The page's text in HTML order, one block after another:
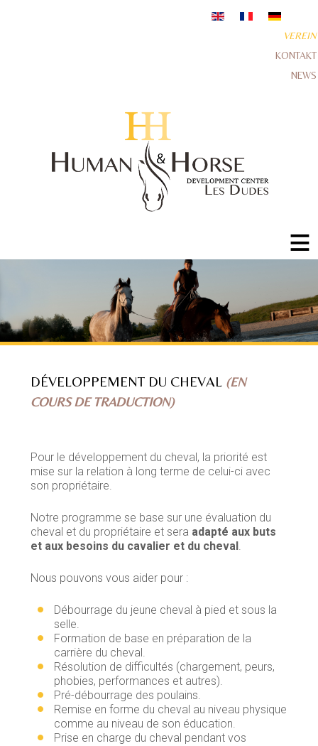
VEREIN
KONTAKT
NEWS
≡
DÉVELOPPEMENT DU CHEVAL (EN
COURS DE TRADUCTION)
Pour le développement du cheval, la priorité est
mise sur la relation à long terme de celui-ci avec
son propriétaire.
Notre programme se base sur une évaluation du
cheval et du propriétaire et sera adapté aux buts
et aux besoins du cavalier et du cheval.
Nous pouvons vous aider pour :
Débourrage du jeune cheval à pied et sous la
selle.
Formation de base en préparation de la
carrière du cheval.
Résolution de difficultés (chargement, peurs,
phobies, performances et autres).
Pré-débourrage des poulains.
Remise en forme du cheval au niveau physique
comme au niveau de son éducation.
Prise en charge du cheval pendant vos